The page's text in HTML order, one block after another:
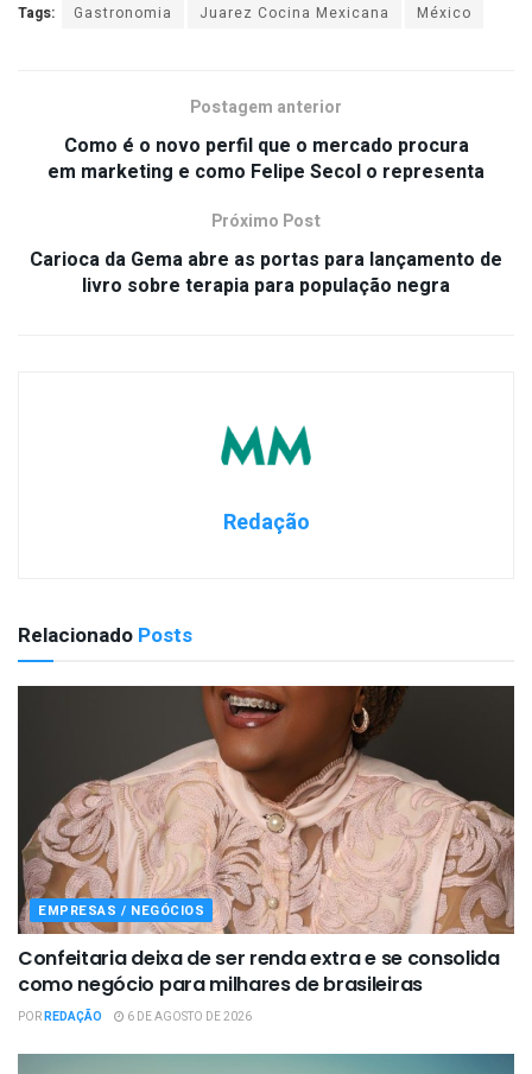
Tags: Gastronomia Juarez Cocina Mexicana México
Postagem anterior
Como é o novo perfil que o mercado procura
em marketing e como Felipe Secol o representa
Próximo Post
Carioca da Gema abre as portas para lançamento de
livro sobre terapia para população negra
Redação
Relacionado Posts
EMPRESAS / NEGÓCIOS
Confeitaria deixa de ser renda extra e se consolida
como negócio para milhares de brasileiras
PORREDAÇÃO 6 DE AGOSTO DE 2026